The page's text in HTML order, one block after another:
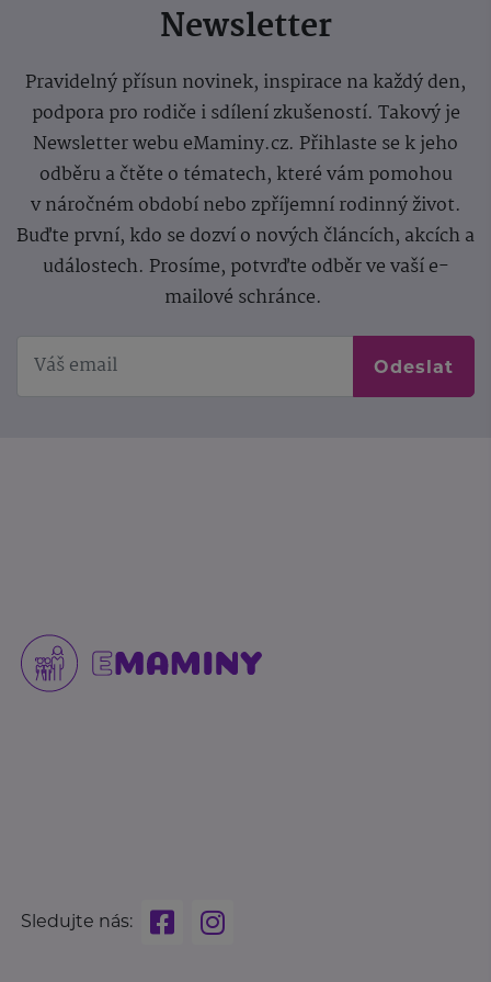
Newsletter
Pravidelný přísun novinek, inspirace na každý den,
podpora pro rodiče i sdílení zkušeností. Takový je
Newsletter webu eMaminy.cz. Přihlaste se k jeho
odběru a čtěte o tématech, které vám pomohou
v náročném období nebo zpříjemní rodinný život.
Buďte první, kdo se dozví o nových článcích, akcích a
událostech. Prosíme, potvrďte odběr ve vaší e-
mailové schránce.
Odeslat
Sledujte nás: